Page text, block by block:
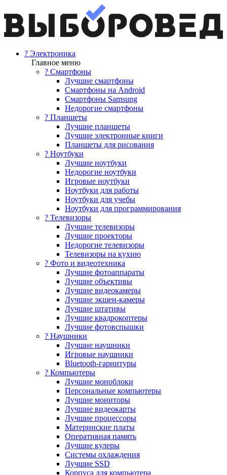
? Электроника
Главное меню
? Смартфоны
Лучшие смартфоны
Смартфоны на Android
Смартфоны Samsung
Недорогие смартфоны
? Планшеты
Лучшие планшеты
Лучшие электронные книги
Планшеты для рисования
? Ноутбуки
Лучшие ноутбуки
Недорогие ноутбуки
Игровые ноутбуки
Ноутбуки для работы
Ноутбуки для учебы
Ноутбуки для программирования
? Телевизоры
Лучшие телевизоры
Лучшие проекторы
Недорогие телевизоры
Телевизоры на кухню
? Фото и видеотехника
Лучшие фотоаппараты
Лучшие объективы
Лучшие видеокамеры
Лучшие экшен-камеры
Лучшие штативы
Лучшие квадрокоптеры
Лучшие фотовспышки
? Наушники
Лучшие наушники
Игровые наушники
Bluetooth-гарнитуры
?️ Компьютеры
Лучшие моноблоки
Персональные компьютеры
Лучшие мониторы
Лучшие видеокарты
Лучшие процессоры
Материнские платы
Оперативная память
Лучшие кулеры
Системы охлаждения
Лучшие SSD
Корпуса для компьютера